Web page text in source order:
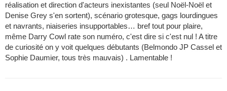
réalisation et direction d'acteurs inexistantes (seul Noël-Noël et
Denise Grey s'en sortent), scénario grotesque, gags lourdingues
et navrants, niaiseries insupportables… bref tout pour plaire,
même Darry Cowl rate son numéro, c'est dire si c'est nul ! A titre
de curiosité on y voit quelques débutants (Belmondo JP Cassel et
Sophie Daumier, tous très mauvais) . Lamentable !